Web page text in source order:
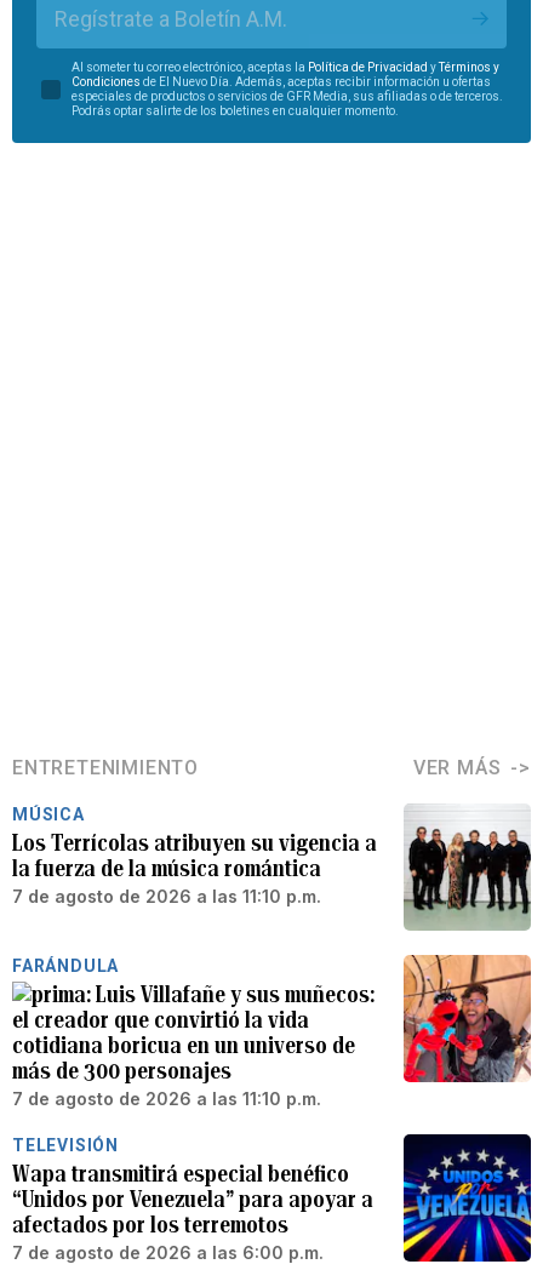
Regístrate a Boletín A.M.
Al someter tu correo electrónico, aceptas la Política de Privacidad yTérminos y
Condiciones de El Nuevo Día. Además, aceptas recibir información u ofertas
especiales de productos o servicios de GFR Media, sus afiliadas o de terceros.
Podrás optar salirte de los boletines en cualquier momento.
ENTRETENIMIENTO VER MÁS
MÚSICA
Los Terrícolas atribuyen su vigencia a
la fuerza de la música romántica
7 de agosto de 2026 a las 11:10 p.m.
FARÁNDULA
Luis Villafañe y sus muñecos:
el creador que convirtió la vida
cotidiana boricua en un universo de
más de 300 personajes
7 de agosto de 2026 a las 11:10 p.m.
TELEVISIÓN
Wapa transmitirá especial benéfico
“Unidos por Venezuela” para apoyar a
afectados por los terremotos
7 de agosto de 2026 a las 6:00 p.m.